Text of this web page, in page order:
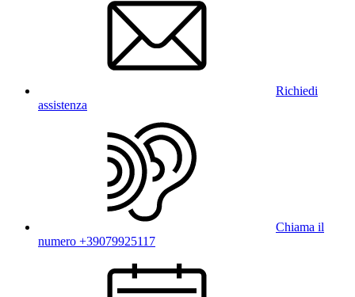
Richiedi
assistenza
Chiama il
numero +39079925117